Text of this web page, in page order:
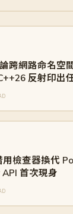
跨網路命名空
反射印出
檢查器換代
首次現身